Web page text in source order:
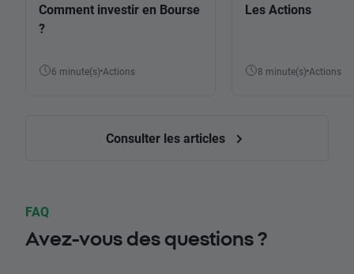
Comment investir en Bourse
?
6 minute(s) Actions
Les Actions
8 minute(s) Actions
Consulter les articles
FAQ
Avez-vous des questions ?